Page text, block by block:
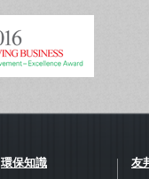
環保知識
友